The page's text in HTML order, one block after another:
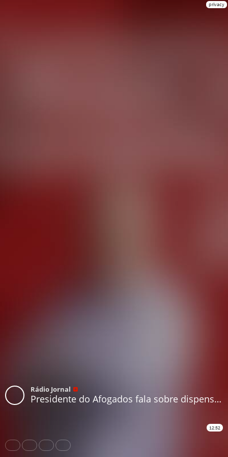
privacy
Rádio Jornal
Presidente do Afogados fala sobre dispensa dos jogadores, contratos encerrando no fim de abril e carta enviada à CBF
12:52
Share Like